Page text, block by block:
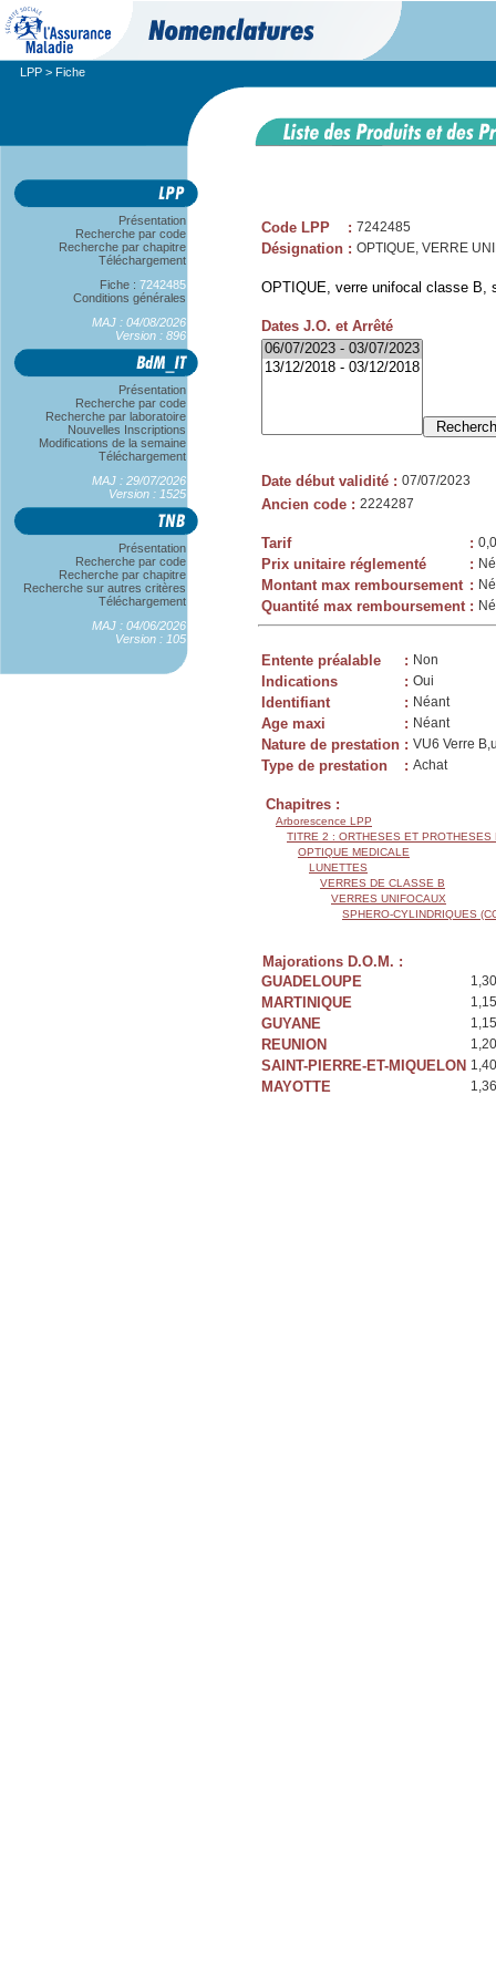
LPP > Fiche
Présentation
Recherche par code
Recherche par chapitre
Téléchargement
Fiche : 7242485
Conditions générales
MAJ : 04/08/2026
Version : 896
Présentation
Recherche par code
Recherche par laboratoire
Nouvelles Inscriptions
Modifications de la semaine
Téléchargement
MAJ : 29/07/2026
Version : 1525
Présentation
Recherche par code
Recherche par chapitre
Recherche sur autres critères
Téléchargement
MAJ : 04/06/2026
Version : 105
Code LPP : 7242485
Désignation : OPTIQUE, VERRE
OPTIQUE, verre unifocal classe B,
Dates J.O. et Arrêté
Date début validité : 07/07/2023
Ancien code : 2224287
Tarif :
Prix unitaire réglementé :
Montant max remboursement :
Quantité max remboursement :
Entente préalable : Non
Indications : Oui
Identifiant : Néant
Age maxi : Néant
Nature de prestation : VU6 Verre
Type de prestation : Achat
Chapitres :
Arborescence LPP
TITRE 2 : ORTHESES ET PROTHESES
OPTIQUE MEDICALE
LUNETTES
VERRES DE CLASSE B
VERRES UNIFOCAUX
SPHERO-CYLINDRIQUES
Majorations D.O.M. :
GUADELOUPE
MARTINIQUE
GUYANE
REUNION
SAINT-PIERRE-ET-MIQUELON
MAYOTTE